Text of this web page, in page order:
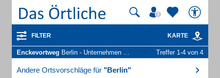
FILTER KARTE
Enckevortweg Berlin - Unternehmen und Personen Treffer 1-4 von 4
Andere Ortsvorschläge für "Berlin"